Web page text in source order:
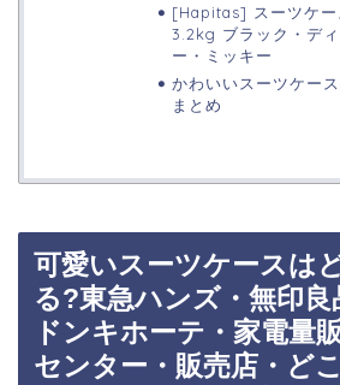
[Hapitas] スーツケ
3.2kg ブラック・デ
ー・ミッキー
かわいいスーツケー
まとめ
可愛いスーツケースは
る?東急ハンズ・無印良
ドンキホーテ・家電量
センター・販売店・ど